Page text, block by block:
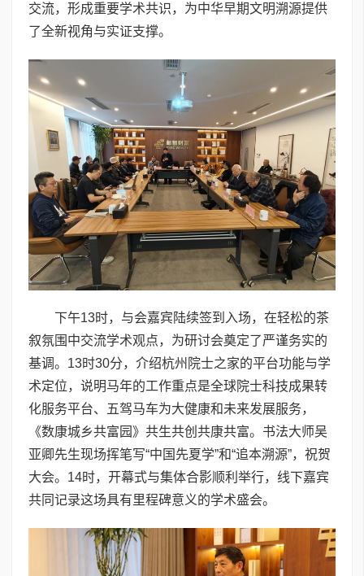
交流，形成重要学术共识，为中华早期文明溯源提供
了全新视角与实证支撑。
下午13时，与会嘉宾陆续签到入场，在轻松的茶
叙氛围中交流学术观点，为研讨会奠定了严谨务实的
基调。13时30分，介绍杭州院士之家的平台功能与学
术定位，说明马年的工作重点是全球院士科技成果转
化服务平台、五驾马车为大健康和未来发展服务，
《数康城乡共富园》共生共创共康共富。书法大师吴
亚卿先生现场挥笔写“中国先夏学”和“追本溯源”，祝贺
大会。14时，开幕式与集体合影顺利举行，线下嘉宾
共同记录这场具有里程碑意义的学术盛会。